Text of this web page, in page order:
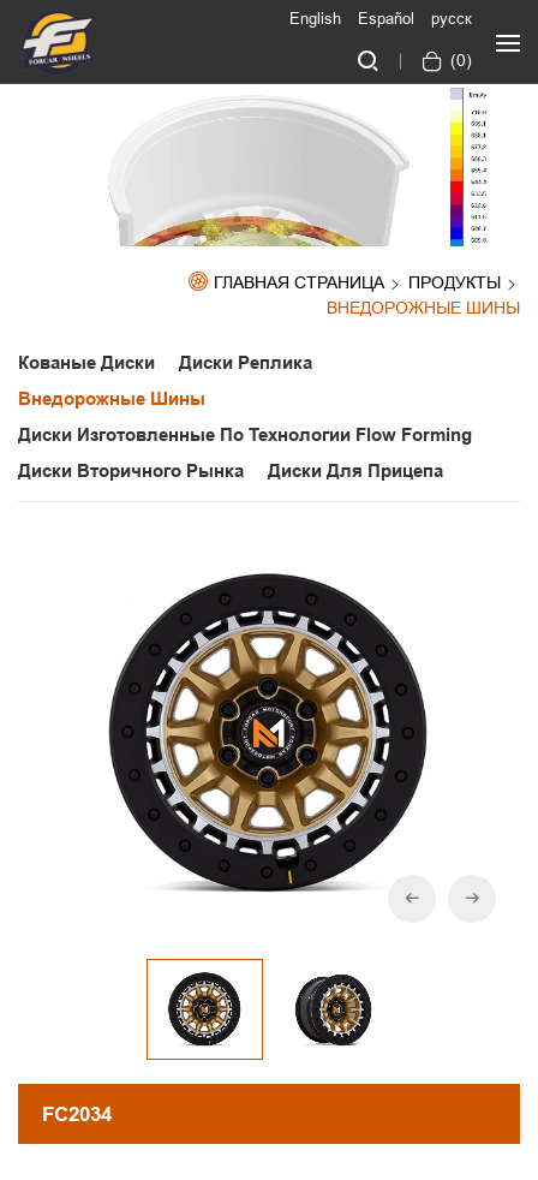
(0)
English Español русск
ГЛАВНАЯ СТРАНИЦА
ПРОДУКТЫ
ВНЕДОРОЖНЫЕ ШИНЫ
Кованые Диски
Диски Реплика
Внедорожные Шины
Диски Изготовленные По Технологии Flow Forming
Диски Вторичного Рынка
Диски Для Прицепа
FC2034